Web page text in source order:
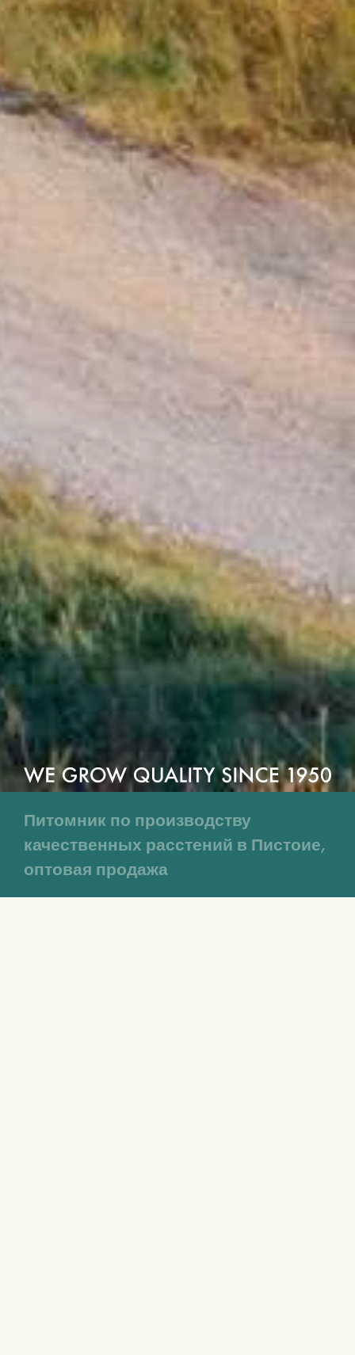
Питомник по производству
качественных расстений в Пистоие,
оптовая продажа